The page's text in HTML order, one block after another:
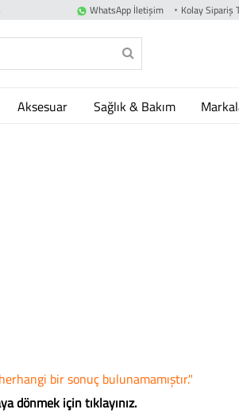
WhatsApp İletişim Kolay Sipariş
Aksesuar Sağlık & Bakım
bir sonuç bulunamamıştır."
dönmek için tıklayınız.